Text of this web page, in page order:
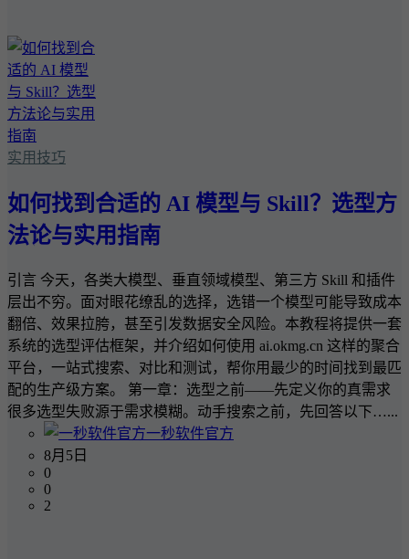
实用技巧
如何找到合适的 AI 模型与 Skill？选型方
法论与实用指南
引言 今天，各类大模型、垂直领域模型、第三方 Skill 和插件
层出不穷。面对眼花缭乱的选择，选错一个模型可能导致成本
翻倍、效果拉胯，甚至引发数据安全风险。本教程将提供一套
系统的选型评估框架，并介绍如何使用 ai.okmg.cn 这样的聚合
平台，一站式搜索、对比和测试，帮你用最少的时间找到最匹
配的生产级方案。 第一章：选型之前——先定义你的真需求
很多选型失败源于需求模糊。动手搜索之前，先回答以下…...
一秒软件官方
8月5日
0
0
2